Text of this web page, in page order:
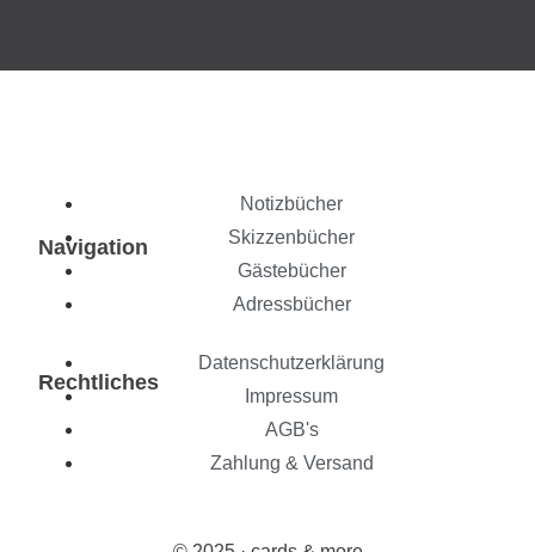
Navigation
Notizbücher
Skizzenbücher
Gästebücher
Adressbücher
Rechtliches
Datenschutzerklärung
Impressum
AGB's
Zahlung & Versand